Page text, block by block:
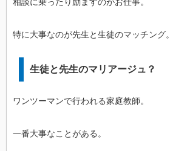
相談に乗ったり励ますのがお仕事。
特に大事なのが先生と生徒のマッチング。
生徒と先生のマリアージュ？
ワンツーマンで行われる家庭教師。
一番大事なことがある。